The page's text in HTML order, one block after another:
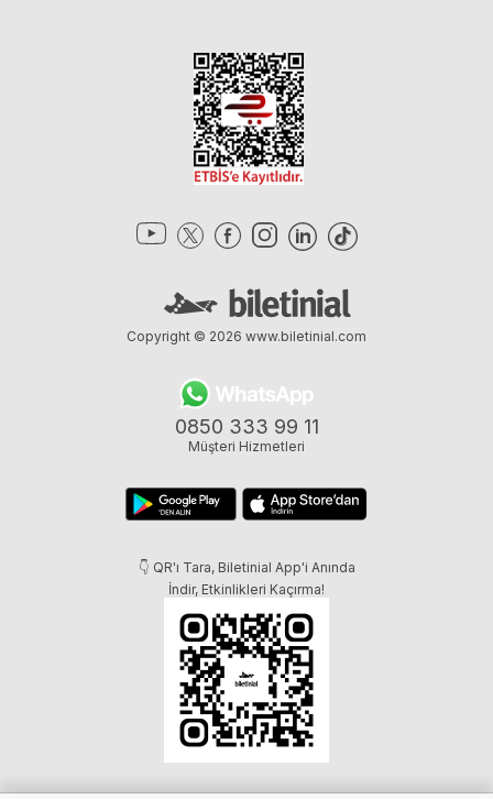
0850 333 99 11
Müşteri Hizmetleri
👇 QR'ı Tara, Biletinial App'i Anında
İndir, Etkinlikleri Kaçırma!
Copyright © 2026 www.biletinial.com